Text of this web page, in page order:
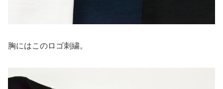
胸にはこのロゴ刺繍。